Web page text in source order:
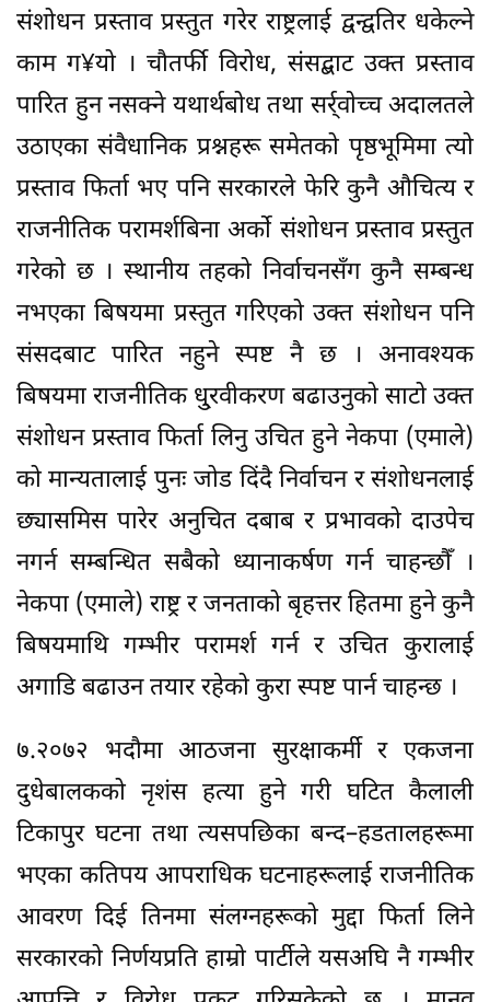
संशोधन प्रस्ताव प्रस्तुत गरेर राष्ट्रलाई द्वन्द्वतिर धकेल्ने
काम ग¥यो । चौतर्फी विरोध, संसद्बाट उक्त प्रस्ताव
पारित हुन नसक्ने यथार्थबोध तथा सर्र्वाेच्च अदालतले
उठाएका संवैधानिक प्रश्नहरू समेतको पृष्ठभूमिमा त्यो
प्रस्ताव फिर्ता भए पनि सरकारले फेरि कुनै औचित्य र
राजनीतिक परामर्शबिना अर्को संशोधन प्रस्ताव प्रस्तुत
गरेको छ । स्थानीय तहको निर्वाचनसँग कुनै सम्बन्ध
नभएका बिषयमा प्रस्तुत गरिएको उक्त संशोधन पनि
संसदबाट पारित नहुने स्पष्ट नै छ । अनावश्यक
बिषयमा राजनीतिक धु्रवीकरण बढाउनुको साटो उक्त
संशोधन प्रस्ताव फिर्ता लिनु उचित हुने नेकपा (एमाले)
को मान्यतालाई पुनः जोड दिंदै निर्वाचन र संशोधनलाई
छ्यासमिस पारेर अनुचित दबाब र प्रभावको दाउपेच
नगर्न सम्बन्धित सबैको ध्यानाकर्षण गर्न चाहन्छौँ ।
नेकपा (एमाले) राष्ट्र र जनताको बृहत्तर हितमा हुने कुनै
बिषयमाथि गम्भीर परामर्श गर्न र उचित कुरालाई
अगाडि बढाउन तयार रहेको कुरा स्पष्ट पार्न चाहन्छ ।
७.२०७२ भदौमा आठजना सुरक्षाकर्मी र एकजना
दुधेबालकको नृशंस हत्या हुने गरी घटित कैलाली
टिकापुर घटना तथा त्यसपछिका बन्द–हडतालहरूमा
भएका कतिपय आपराधिक घटनाहरूलाई राजनीतिक
आवरण दिई तिनमा संलग्नहरूको मुद्दा फिर्ता लिने
सरकारको निर्णयप्रति हाम्रो पार्टीले यसअघि नै गम्भीर